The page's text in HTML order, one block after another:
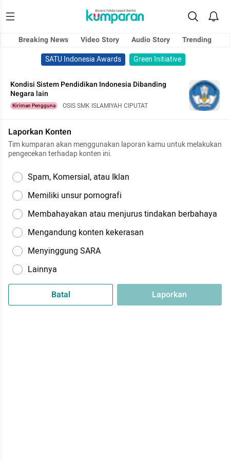
Breaking News Video Story Audio Story
Trending
SATU Indonesia Awards
Green Initiative
Kondisi Sistem Pendidikan Indonesia Dibanding
Negara lain
Kiriman Pengguna OSIS SMK ISLAMIYAH CIPUTAT
Laporkan Konten
Tim kumparan akan menggunakan laporan kamu untuk melakukan
pengecekan terhadap konten ini.
Spam, Komersial, atau Iklan
Memiliki unsur pornografi
Membahayakan atau menjurus tindakan berbahaya
Mengandung konten kekerasan
Menyinggung SARA
Lainnya
Batal Laporkan